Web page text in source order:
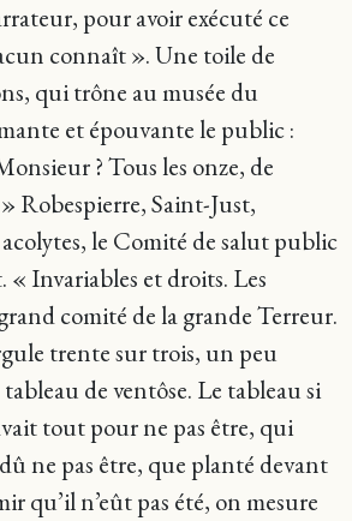
pour avoir exécuté ce
connaît ». Une toile de
qui trône au musée du
et épouvante le public :
? Tous les onze, de
Robespierre, Saint-Just,
le Comité de salut public
« Invariables et droits. Les
comité de la grande Terreur.
trente sur trois, un peu
de ventôse. Le tableau si
tout pour ne pas être, qui
ne pas être, que planté devant
qu’il n’eût pas été, on mesure